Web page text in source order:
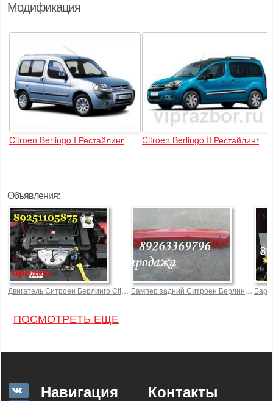
Модификация
Citroen Berlingo I Рестайлинг Citroen Berlingo II Рестайлинг
Объявления:
Двигатель Ситроен Берлинго Citroen Berlingo NEW бу
Бампер задний Ситроен Берлинго
ПОСМОТРЕТЬ ЕЩЕ
Навигация Контакты